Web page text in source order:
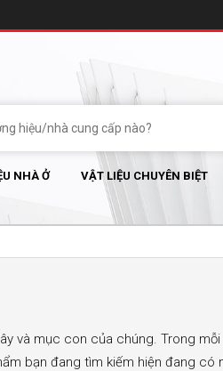
NHÀ Ở VẬT LIỆU CHUYÊN BIỆT
và mục con của chúng. Trong
bạn đang tìm kiếm hiện đang có